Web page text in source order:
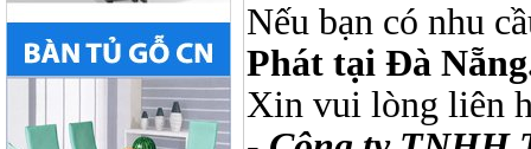
Nếu bạn có nhu
Phát tại Đà
Xin vui lòng liên